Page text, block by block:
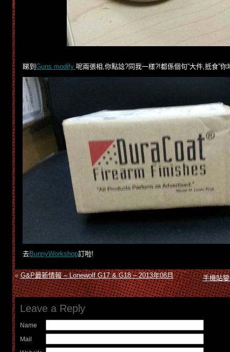
睇到 Guns modify 呢兩張相,你點諗?同我一樣?!都係個句”大件,抵食”你
去BunnyWorkshop訂啦!
«G&P最新情報 – Lonewolf G17 & G18 – 2013年08月 手機貼
Leave a Reply
Name
Mail